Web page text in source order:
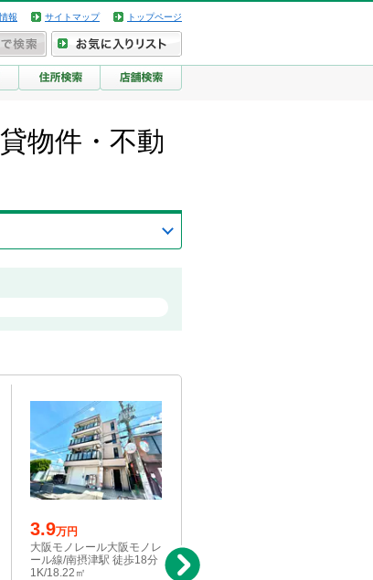
報 サイトマップ トップページ
物件・不動
3.9万円
大阪モノレール大阪モノレ
ール線/南摂津駅 徒歩18分
1K/18.22㎡
大阪モノレール大阪モノ